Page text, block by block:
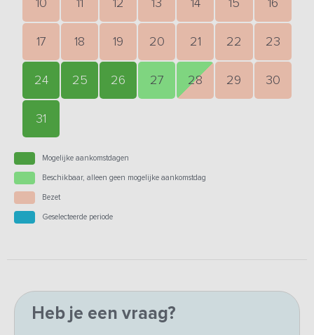
17 18 19 20 21 22 23
24 25 26 27 28 29 30
31
Mogelijke aankomstdagen
Beschikbaar, alleen geen mogelijke aankomstdag
Bezet
Geselecteerde periode
Heb je een vraag?